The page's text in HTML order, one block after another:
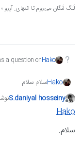
لَنگ لَنگان می‌روم تا انتهای ِ آرِزو ؛
Hako
a question on
Hakoسلام سلام
کمال یکجا مسند
آفلاین
S.daniyal hosseiny
Hako
سلام.